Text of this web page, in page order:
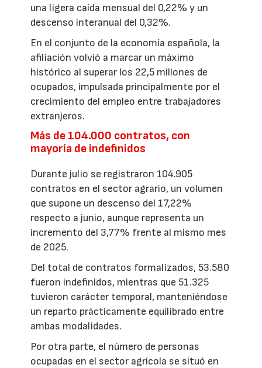
una ligera caída mensual del 0,22% y un
descenso interanual del 0,32%.
En el conjunto de la economía española, la
afiliación volvió a marcar un máximo
histórico al superar los 22,5 millones de
ocupados, impulsada principalmente por el
crecimiento del empleo entre trabajadores
extranjeros.
Más de 104.000 contratos, con
mayoría de indefinidos
Durante julio se registraron 104.905
contratos en el sector agrario, un volumen
que supone un descenso del 17,22%
respecto a junio, aunque representa un
incremento del 3,77% frente al mismo mes
de 2025.
Del total de contratos formalizados, 53.580
fueron indefinidos, mientras que 51.325
tuvieron carácter temporal, manteniéndose
un reparto prácticamente equilibrado entre
ambas modalidades.
Por otra parte, el número de personas
ocupadas en el sector agrícola se situó en